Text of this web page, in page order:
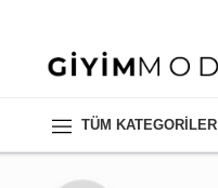
TÜM KATEGORILER